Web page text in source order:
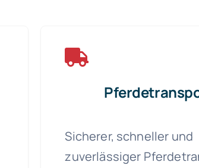
Sicherer, schneller und
zuverlässiger